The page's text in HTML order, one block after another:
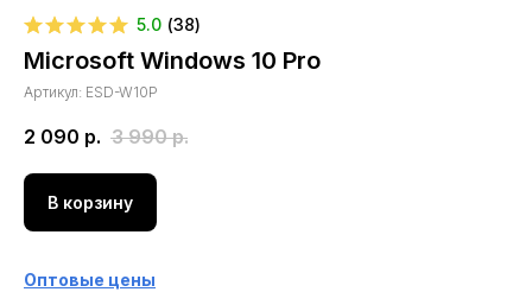
5.0 (38)
Microsoft Windows 10 Pro
Артикул: ESD-W10P
2 090 р. 3 990 р.
В корзину
Оптовые цены